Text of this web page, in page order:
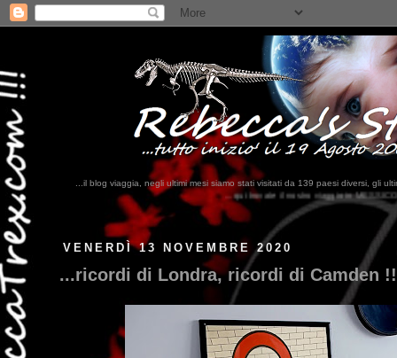
...il blog viaggia, negli ultimi mesi siamo stati visitati da 139 paesi diversi, gli
...qui trovate il nostro viaggio in MESSICO 2023...clikka qui !!!
VENERDÌ 13 NOVEMBRE 2020
...ricordi di Londra, ricordi di Camden